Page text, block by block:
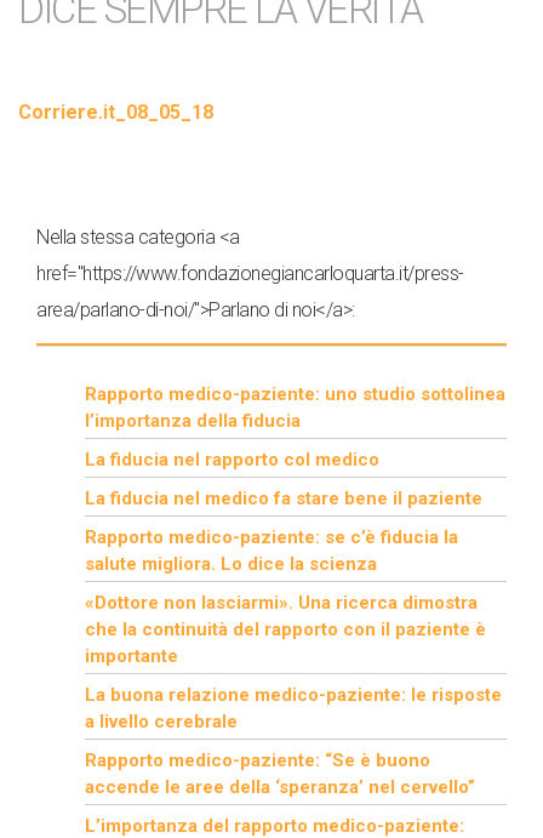
Corriere.it_08_05_18
Nella stessa categoria <a
href="https://www.fondazionegiancarloquarta.it/press-
area/parlano-di-noi/">Parlano di noi</a>:
Rapporto medico-paziente: uno studio sottolinea
l’importanza della fiducia
La fiducia nel rapporto col medico
La fiducia nel medico fa stare bene il paziente
Rapporto medico-paziente: se c’è fiducia la
salute migliora. Lo dice la scienza
«Dottore non lasciarmi». Una ricerca dimostra
che la continuità del rapporto con il paziente è
importante
La buona relazione medico-paziente: le risposte
a livello cerebrale
Rapporto medico-paziente: “Se è buono
accende le aree della ‘speranza’ nel cervello”
L’importanza del rapporto medico-paziente: